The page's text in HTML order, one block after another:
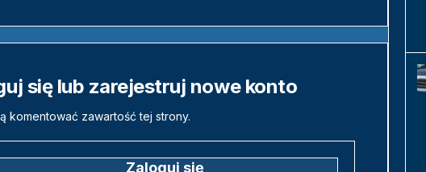
się lub zarejestruj nowe konto
komentować zawartość tej strony.
Zaloguj się